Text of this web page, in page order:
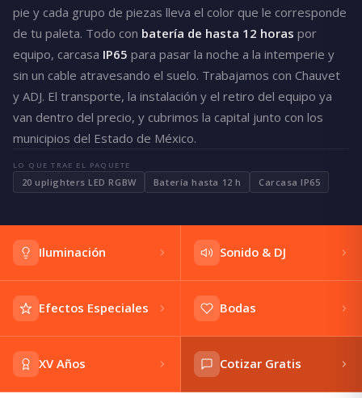
pie y cada grupo de piezas lleva el color que le corresponde
de tu paleta. Todo con batería de hasta 12 horas por
equipo, carcasa IP65 para pasar la noche a la intemperie y
sin un cable atravesando el suelo. Trabajamos con Chauvet
y ADJ. El transporte, la instalación y el retiro del equipo ya
van dentro del precio, y cubrimos la capital junto con los
municipios del Estado de México.
LO QUE TRAE EL PAQUETE
20 uplighters LED RGBW Batería hasta 12 h Carcasa IP65
Iluminación Sonido & DJ
Efectos Especiales Bodas
XV Años Cotizar Gratis